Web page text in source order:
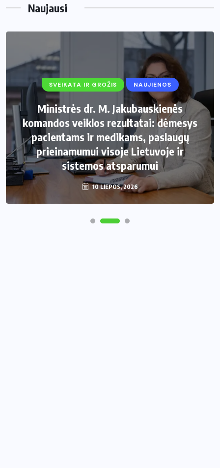
Naujausi
SVEIKATA IR GROŽIS NAUJIENOS
Ministrės dr. M. Jakubauskienės
komandos veiklos rezultatai: dėmesys
pacientams ir medikams, paslaugų
prieinamumui visoje Lietuvoje ir
sistemos atsparumui
10 LIEPOS, 2026